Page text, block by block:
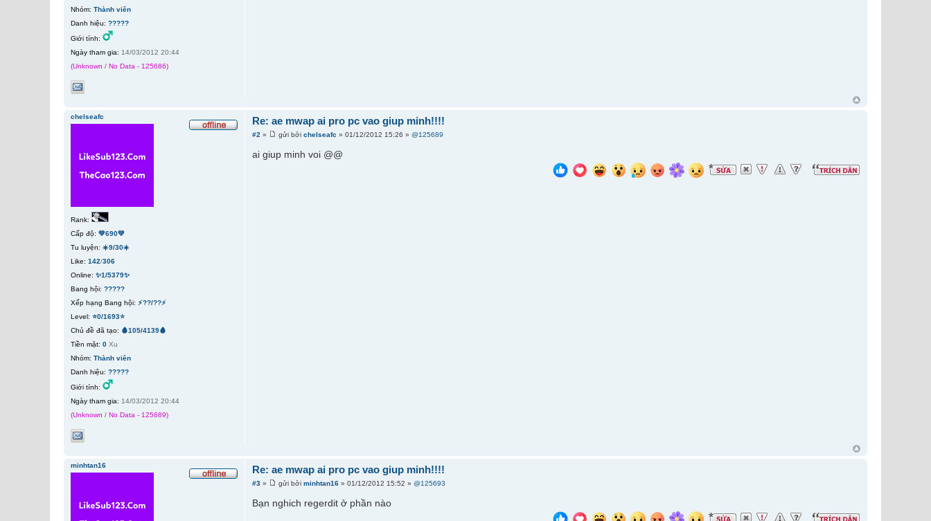
Nhóm: Thành viên
Danh hiệu: ?????
Giới tính:
Ngày tham gia: 14/03/2012 20:44
(Unknown / No Data - 125686)
Re: ae mwap ai pro pc vao giup minh!!!!
#2 » gửi bởichelseafc » 01/12/2012 15:26 »@125689
ai giup minh voi @@
chelseafc
Rank:
Cấp độ: 💚690💚
Tu luyện: ☀️9/30☀️
Like: 142/306
Online: ✨1/5379✨
Bang hội: ?????
Xếp hạng Bang hội: ⚡??/??⚡
Level: ⭐0/1693⭐
Chủ đề đã tạo: 🩸105/4139🩸
Tiền mặt: 0 Xu
Nhóm: Thành viên
Danh hiệu: ?????
Giới tính:
Ngày tham gia: 14/03/2012 20:44
(Unknown / No Data - 125689)
Re: ae mwap ai pro pc vao giup minh!!!!
#3 » gửi bởiminhtan16 » 01/12/2012 15:52 »@125693
Bạn nghich regerdit ở phần nào
minhtan16